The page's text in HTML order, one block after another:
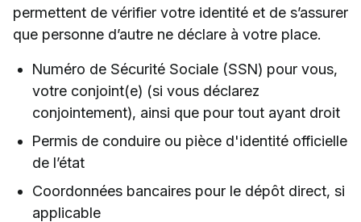
permettent de vérifier votre identité et de s’assurer
que personne d’autre ne déclare à votre place.
Numéro de Sécurité Sociale (SSN) pour vous,
votre conjoint(e) (si vous déclarez
conjointement), ainsi que pour tout ayant droit
Permis de conduire ou pièce d'identité officielle
de l’état
Coordonnées bancaires pour le dépôt direct, si
applicable